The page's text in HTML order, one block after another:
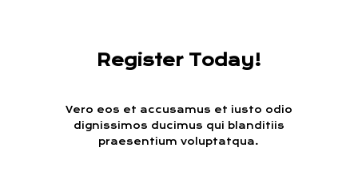
Register Today!
Vero eos et accusamus et iusto odio
dignissimos ducimus qui blanditiis
praesentium voluptatqua.